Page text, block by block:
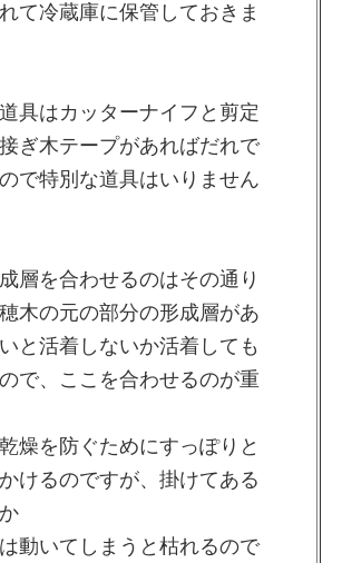
て冷蔵庫に保管しておきま
具はカッターナイフと剪定
ぎ木テープがあればだれで
で特別な道具はいりません
層を合わせるのはその通り
木の元の部分の形成層があ
と活着しないか活着しても
で、ここを合わせるのが重
燥を防ぐためにすっぽりと
けるのですが、掛けてある
動いてしまうと枯れるので